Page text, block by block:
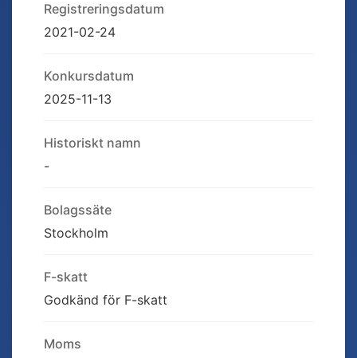
Registreringsdatum
2021-02-24
Konkursdatum
2025-11-13
Historiskt namn
-
Bolagssäte
Stockholm
F-skatt
Godkänd för F-skatt
Moms